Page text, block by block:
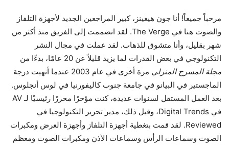
مرحباً جميعاً! أنا جون هيغينز، كبير المراجعين الجديد لأجهزة التلفاز
والصوت هنا في The Verge. لقد انضممت إلى الفريق منذ أكثر من
شهر بقليل، وأنا متشوق للذهاب. لقد عملت في مجال النشر
التكنولوجي في بعض القدرات لما يزيد قليلاً عن 20 عامًا، بدءًا من
مجلة المسرح المنزلي
مرة أخرى في عام 2003 عندما أنهيت درجة
الماجستير في البيانو في جامعة جنوب كاليفورنيا في لوس أنجلوس.
بعد العمل المستقل لسنوات عديدة، كنت مؤخرًا محررًا رئيسيًا لـ AV
في Digital Trends، وقبل ذلك، مدير تحرير التكنولوجيا في
Reviewed. لقد قمت بتغطية أجهزة التلفاز وأجهزة العرض ومكبرات
الصوت وسماعات الرأس وسماعات الأذن ومكبرات الصوت ومعظم